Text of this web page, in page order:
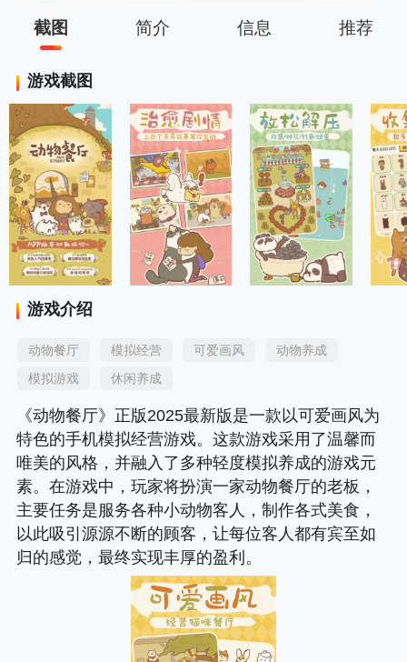
截图 简介 信息 推荐
游戏截图
游戏介绍
动物餐厅 模拟经营 可爱画风
动物养成
模拟游戏
休闲养成
《动物餐厅》正版2025最新版是一款以可爱画风为
特色的手机模拟经营游戏。这款游戏采用了温馨而
唯美的风格，并融入了多种轻度模拟养成的游戏元
素。在游戏中，玩家将扮演一家动物餐厅的老板，
主要任务是服务各种小动物客人，制作各式美食，
以此吸引源源不断的顾客，让每位客人都有宾至如
归的感觉，最终实现丰厚的盈利。